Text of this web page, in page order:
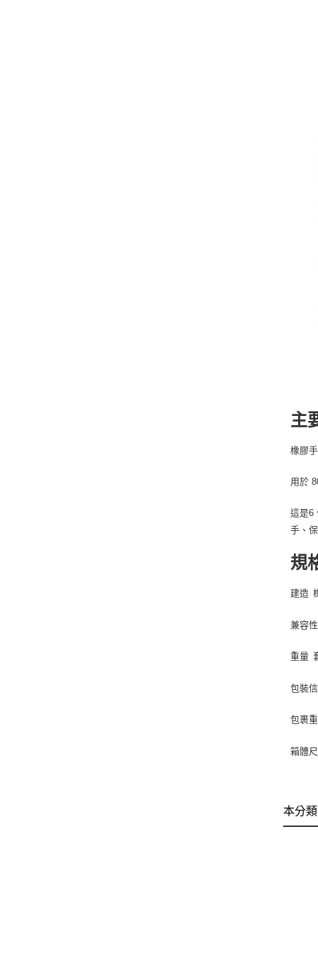
主
橡膠
用於
這是6
手、
規
建造
兼容性
重量
包裝
包裹
箱體
本分